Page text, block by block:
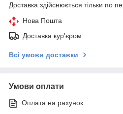
Доставка здійснюється тільки по
Нова Пошта
Доставка кур'єром
Всі умови доставки
Умови оплати
Оплата на рахунок